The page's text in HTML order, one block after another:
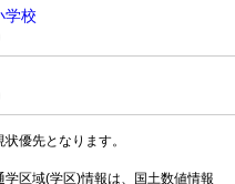
学校
優先となります。
区域(学区)情報は、国土数値情報